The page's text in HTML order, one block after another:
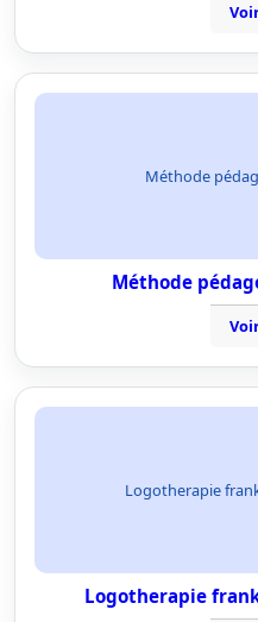
Méthode
Méthode
Logotherapie
Logotherapie